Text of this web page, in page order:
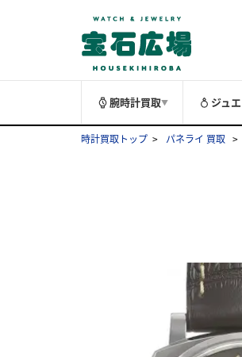
腕時計買取▼ ジュ
時計買取トップ パネライ 買取